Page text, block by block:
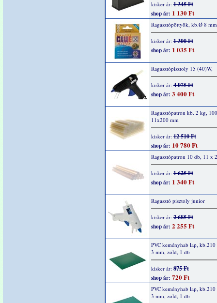
kisker ár: 1 345 Ft
shop ár: 1 130 Ft
Ragasztópöttyök, kb.Ø 8
kisker ár: 1 300 Ft
shop ár: 1 035 Ft
Ragasztópisztoly 15 (40)W,
kisker ár: 4 075 Ft
shop ár: 3 400 Ft
Ragasztópatron kb. 2 kg,
11x200 mm
kisker ár: 12 510 Ft
shop ár: 10 780 Ft
Ragasztópatron 10 db, 11 x
kisker ár: 1 625 Ft
shop ár: 1 340 Ft
Ragasztó pisztoly junior
kisker ár: 2 685 Ft
shop ár: 2 255 Ft
PVC keményhab lap,
3 mm, zöld, 1 db
kisker ár: 875 Ft
shop ár: 720 Ft
PVC keményhab lap,
3 mm, zöld, 1 db